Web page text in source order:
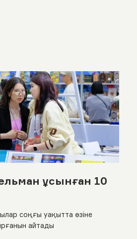
ұсынған 10
соңғы уақытта өзіне
айтады